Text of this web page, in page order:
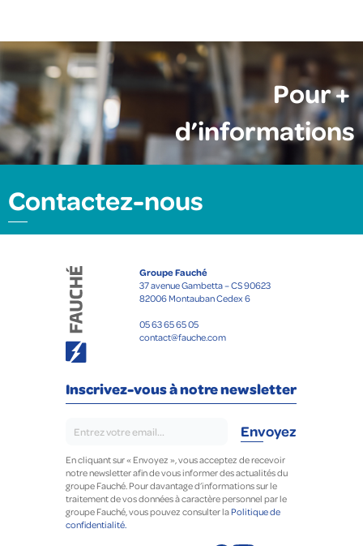
Pour +
d’informations
Contactez-nous
Groupe Fauché
37 avenue Gambetta – CS 90623
82006 Montauban Cedex 6
05 63 65 65 05
contact@fauche.com
Inscrivez-vous à notre newsletter
En cliquant sur « Envoyez », vous acceptez de recevoir
notre newsletter afin de vous informer des actualités du
groupe Fauché. Pour davantage d’informations sur le
traitement de vos données à caractère personnel par le
groupe Fauché, vous pouvez consulter laPolitique de
confidentialité.